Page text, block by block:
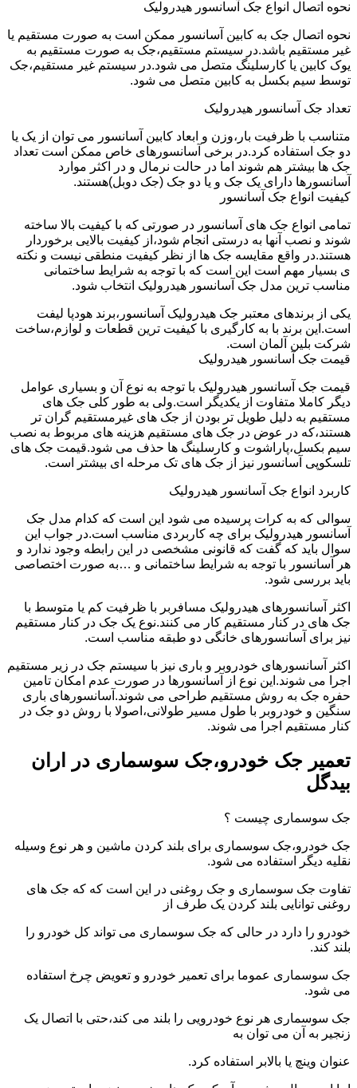
نحوه اتصال انواع جک آسانسور هیدرولیک
نحوه اتصال جک به کابین آسانسور ممکن است به صورت مستقیم یا
غیر مستقیم باشد.در سیستم مستقیم،جک به صورت مستقیم به
یوک کابین یا کارسلینگ متصل می شود.در سیستم غیر مستقیم،جک
توسط سیم بکسل به کابین متصل می شود.
تعداد جک آسانسور هیدرولیک
متناسب با ظرفیت بار،وزن و ابعاد کابین آسانسور می توان از یک یا
دو جک استفاده کرد.در برخی آسانسورهای خاص ممکن است تعداد
جک ها بیشتر هم شوند اما در حالت نرمال و در اکثر موارد
آسانسورها دارای یک جک و یا دو جک (جک دوبل)هستند.
کیفیت انواع جک آسانسور
تمامی انواع جک های آسانسور در صورتی که با کیفیت بالا ساخته
شوند و نصب آنها به درستی انجام شود،از کیفیت بالایی برخوردار
هستند.در واقع مقایسه جک ها از نظر کیفیت منطقی نیست و نکته
ی بسیار مهم است این است که با توجه به شرایط ساختمانی
مناسب ترین مدل جک آسانسور هیدرولیک انتخاب شود.
یکی از برندهای معتبر جک هیدرولیک آسانسور،برند هودپا لیفت
است.این برند با به کارگیری با کیفیت ترین قطعات و لوازم،ساخت
شرکت بلین آلمان است.
قیمت جک آسانسور هیدرولیک
قیمت جک آسانسور هیدرولیک با توجه به نوع آن و بسیاری عوامل
دیگر کاملا متفاوت از یکدیگر است.ولی به طور کلی جک های
مستقیم به دلیل طویل تر بودن از جک های غیرمستقیم گران تر
هستند،که در عوض در جک های مستقیم هزینه های مربوط به نصب
سیم بکسل،پاراشوت و کارسلینگ ها حذف می شود.قیمت جک های
تلسکوپی آسانسور نیز از جک های تک مرحله ای بیشتر است.
کاربرد انواع جک آسانسور هیدرولیک
سوالی که به کرات پرسیده می شود این است که کدام مدل جک
آسانسور هیدرولیک برای چه کاربردی مناسب است.در جواب این
سوال باید که گفت که قانونی مشخصی در این رابطه وجود ندارد و
هر آسانسور با توجه به شرایط ساختمانی و …به صورت اختصاصی
باید بررسی شود.
اکثر آسانسورهای هیدرولیک مسافربر با ظرفیت کم یا متوسط با
جک های در کنار مستقیم کار می کنند.نوع یک جک در کنار مستقیم
نیز برای آسانسورهای خانگی دو طبقه مناسب است.
اکثر آسانسورهای خودروبر و باری نیز با سیستم جک در زیر مستقیم
اجرا می شوند.این نوع از آسانسورها در صورت عدم امکان تامین
حفره جک به روش مستقیم طراحی می شوند.آسانسورهای باری
سنگین و خودروبر با طول مسیر طولانی،اصولا با روش دو جک در
کنار مستقیم اجرا می شوند.
تعمیر جک خودرو،جک سوسماری در اران
بیدگل
جک سوسماری چیست ؟
جک خودرو،جک سوسماری برای بلند کردن ماشین و هر نوع وسیله
نقلیه دیگر استفاده می شود.
تفاوت جک سوسماری و جک روغنی در این است که که جک های
روغنی توانایی بلند کردن یک طرف از
خودرو را دارد در حالی که جک سوسماری می تواند کل خودرو را
بلند کند.
جک سوسماری عموما برای تعمیر خودرو و تعویض چرخ استفاده
می شود.
جک سوسماری هر نوع خودرویی را بلند می کند،حتی با اتصال یک
زنجیر به آن می توان به
عنوان وینچ یا بالابر استفاده کرد.